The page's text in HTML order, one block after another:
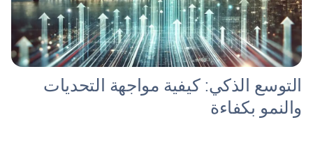
التوسع الذكي: كيفية مواجهة التحديات
والنمو بكفاءة